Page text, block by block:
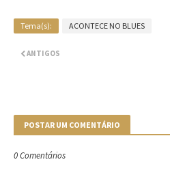
Tema(s): ACONTECE NO BLUES
ANTIGOS
POSTAR UM COMENTÁRIO
0 Comentários